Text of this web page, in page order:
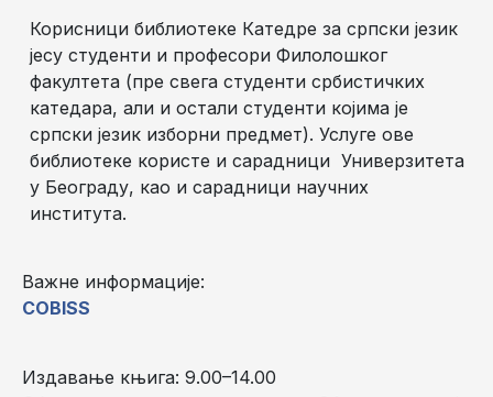
Корисници библиотеке Катедре за српски језик
јесу студенти и професори Филолошког
факултета (пре свега студенти србистичких
катедара, али и остали студенти којима је
српски језик изборни предмет). Услуге ове
библиотеке користе и сарадници Универзитета
у Београду, као и сарадници научних
института.
Важне информације:
COBISS
Издавање књига: 9.00–14.00